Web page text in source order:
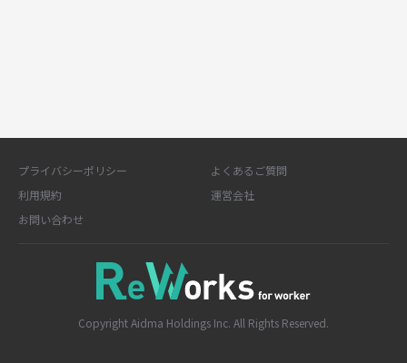
プライバシーポリシー
よくあるご質問
利用規約
運営会社
お問い合わせ
Copyright Aidma Holdings Inc. All Rights Reserved.